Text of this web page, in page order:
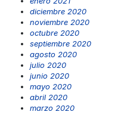
diciembre 2020
noviembre 2020
octubre 2020
septiembre 2020
agosto 2020
julio 2020
junio 2020
mayo 2020
abril 2020
marzo 2020